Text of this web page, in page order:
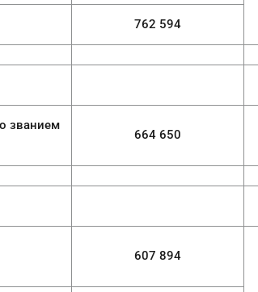
762 594
664 650
607 894